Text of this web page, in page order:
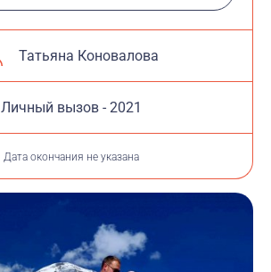
Татьяна Коновалова
Личный вызов - 2021
Дата окончания не указана